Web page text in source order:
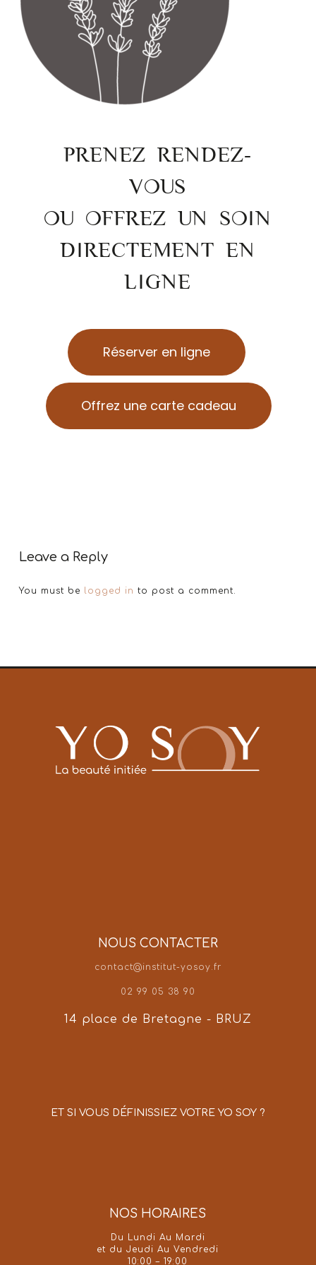
PRENEZ RENDEZ-
VOUS
OU OFFREZ UN SOIN
DIRECTEMENT EN
LIGNE
Réserver en ligne
Offrez une carte cadeau
Leave a Reply
You must be logged in to post a comment.
NOUS CONTACTER
contact@institut-yosoy.fr
02 99 05 38 90
14 place de Bretagne - BRUZ
ET SI VOUS DÉFINISSIEZ VOTRE YO SOY ?
NOS HORAIRES
Du Lundi Au Mardi
et du Jeudi Au Vendredi
10:00 – 19:00